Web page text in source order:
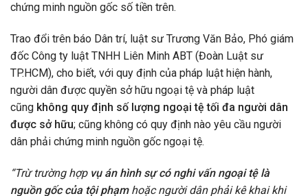
chứng minh nguồn gốc số tiền trên.
Trao đổi trên báo Dân trí, luật sư Trương Văn Bảo, Phó giám
đốc Công ty luật TNHH Liên Minh ABT (Đoàn Luật sư
TP.HCM), cho biết, với quy định của pháp luật hiện hành,
người dân được quyền sở hữu ngoại tệ và pháp luật
cũng không quy định số lượng ngoại tệ tối đa người dân
được sở hữu; cũng không có quy định nào yêu cầu người
dân phải chứng minh nguồn gốc ngoại tệ.
“Trừ trường hợp vụ án hình sự có nghi vấn ngoại tệ là
nguồn gốc của tội phạmhoặc người dân phải kê khai khi